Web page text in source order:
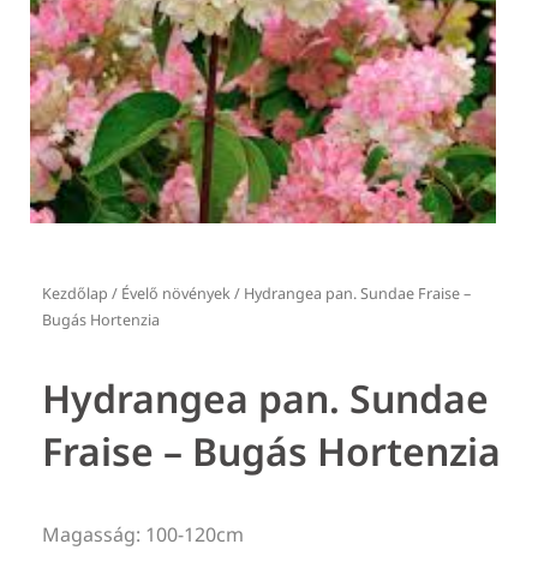
Kezdőlap / Évelő növények/ Hydrangea pan. Sundae Fraise –
Bugás Hortenzia
Hydrangea pan. Sundae
Fraise – Bugás Hortenzia
Magasság: 100-120cm